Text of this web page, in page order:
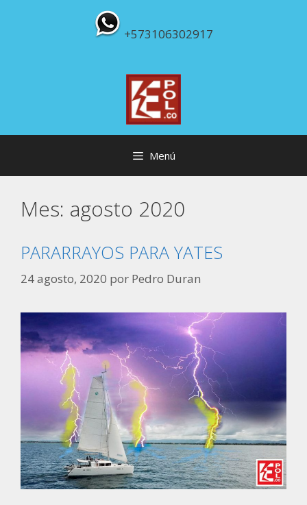
+573106302917
Menú
Mes: agosto 2020
PARARRAYOS PARA YATES
24 agosto, 2020 por Pedro Duran